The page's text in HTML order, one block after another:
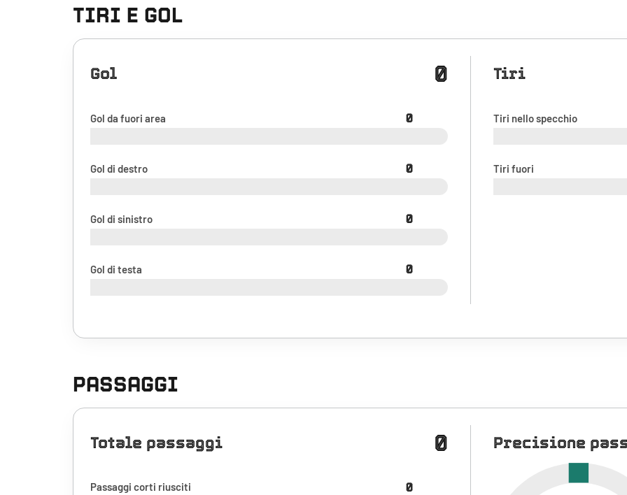
TIRI E GOL
Gol 0
Gol da fuori area 0
Gol di destro 0
Gol di sinistro 0
Gol di testa 0
Tiri
Tiri nello specchio
Tiri fuori
PASSAGGI
Totale passaggi 0
Passaggi corti riusciti 0
Precisione